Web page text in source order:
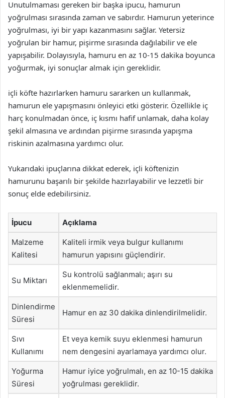
Unutulmaması gereken bir başka ipucu, hamurun
yoğrulması sırasında zaman ve sabırdır. Hamurun yeterince
yoğrulması, iyi bir yapı kazanmasını sağlar. Yetersiz
yoğrulan bir hamur, pişirme sırasında dağılabilir ve ele
yapışabilir. Dolayısıyla, hamuru en az 10-15 dakika boyunca
yoğurmak, iyi sonuçlar almak için gereklidir.
içli köfte hazırlarken hamuru sararken un kullanmak,
hamurun ele yapışmasını önleyici etki gösterir. Özellikle iç
harç konulmadan önce, iç kısmı hafif unlamak, daha kolay
şekil almasına ve ardından pişirme sırasında yapışma
riskinin azalmasına yardımcı olur.
Yukarıdaki ipuçlarına dikkat ederek, içli köftenizin
hamurunu başarılı bir şekilde hazırlayabilir ve lezzetli bir
sonuç elde edebilirsiniz.
İpucu Açıklama
Malzeme
Kalitesi
Kaliteli irmik veya bulgur kullanımı
hamurun yapısını güçlendirir.
Su Miktarı
Su kontrolü sağlanmalı; aşırı su
eklenmemelidir.
Dinlendirme
Süresi
Hamur en az 30 dakika dinlendirilmelidir.
Sıvı
Kullanımı
Et veya kemik suyu eklenmesi hamurun
nem dengesini ayarlamaya yardımcı olur.
Yoğurma
Süresi
Hamur iyice yoğrulmalı, en az 10-15 dakika
yoğrulması gereklidir.